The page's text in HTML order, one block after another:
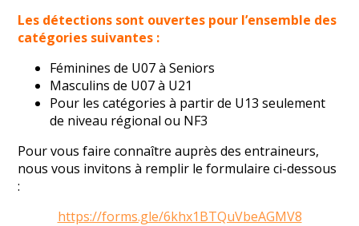
Les détections sont ouvertes pour l’ensemble des
catégories suivantes :
Féminines de U07 à Seniors
Masculins de U07 à U21
Pour les catégories à partir de U13 seulement
de niveau régional ou NF3
Pour vous faire connaître auprès des entraineurs,
nous vous invitons à remplir le formulaire ci-dessous
:
https://forms.gle/6khx1BTQuVbeAGMV8